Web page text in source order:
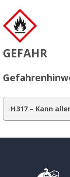
GEFAHR
H317 – Kann